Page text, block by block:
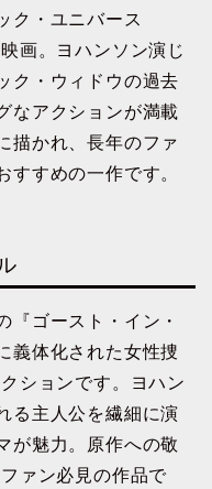
ク・ユニバース
画。ヨハンソン演じ
ク・ウィドウの過去
なアクションが満載
描かれ、長年のファ
すすめの一作です。
『ゴースト・イン・
義体化された女性捜
ションです。ヨハン
る主人公を繊細に演
が魅力。原作への敬
ァン必見の作品で